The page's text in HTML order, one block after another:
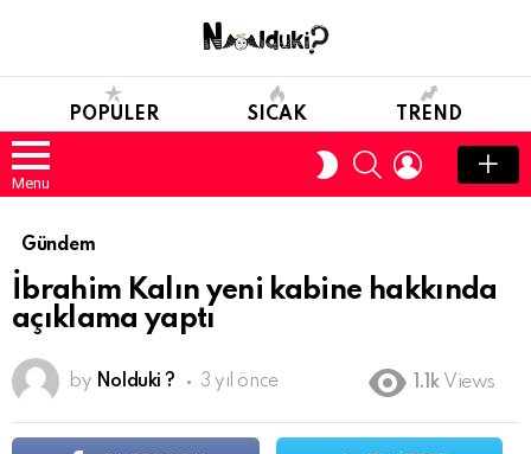
POPULER SICAK TREND
Menu
SWITCH
SKIN
SEARCHLOGIN
Gündem
İbrahim Kalın yeni kabine hakkında
açıklama yaptı
by Nolduki ? 3 yıl önce 1.1k Views